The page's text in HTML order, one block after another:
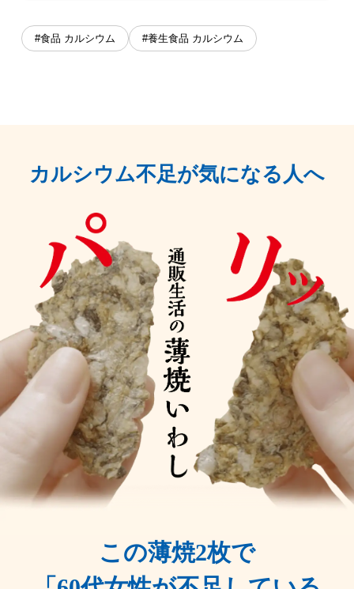
#食品 カルシウム #養生食品 カルシウム
カルシウム不足が気になる人へ
この薄焼2枚で